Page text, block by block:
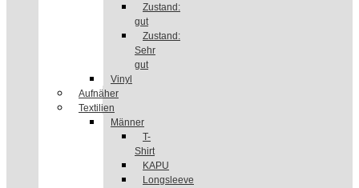
Zustand:
gut
Zustand:
Sehr
gut
Vinyl
Aufnäher
Textilien
Männer
T-
Shirt
KAPU
Longsleeve